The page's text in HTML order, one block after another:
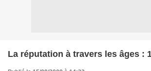
La réputation à travers les âges :